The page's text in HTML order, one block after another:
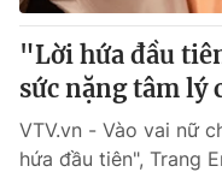
"Lời hứa đầu
sức nặng tâm lý
VTV.vn - Vào vai nữ
hứa đầu tiên", Trang